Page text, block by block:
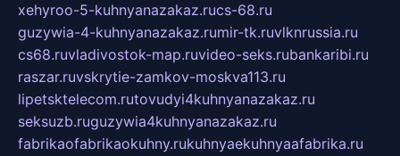
xehyroo-5-kuhnyanazakaz.rucs-68.ru
guzywia-4-kuhnyanazakaz.rumir-tk.ruvlknrussia.ru
cs68.ruvladivostok-map.ruvideo-seks.rubankaribi.ru
raszar.ruvskrytie-zamkov-moskva113.ru
lipetsktelecom.rutovudyi4kuhnyanazakaz.ru
seksuzb.ruguzywia4kuhnyanazakaz.ru
fabrikaofabrikaokuhny.rukuhnyaekuhnyaafabrika.ru